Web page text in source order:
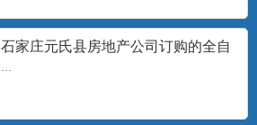
旋流除砂器
石家庄元氏县房地产公司订购的全自
...